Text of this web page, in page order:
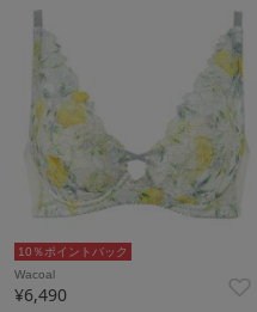
10％ポイントバック
Wacoal
¥6,490